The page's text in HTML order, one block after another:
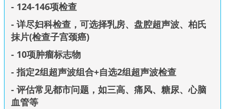
- 124-146项检查
- 详尽妇科检查，可选择乳房、盘腔超声波、柏氏
抹片(检查子宫颈癌)
- 10项肿瘤标志物
- 指定2组超声波组合+自选2组超声波检查
- 评估常见都市问题，如三高、痛风、糖尿、心脑
血管等